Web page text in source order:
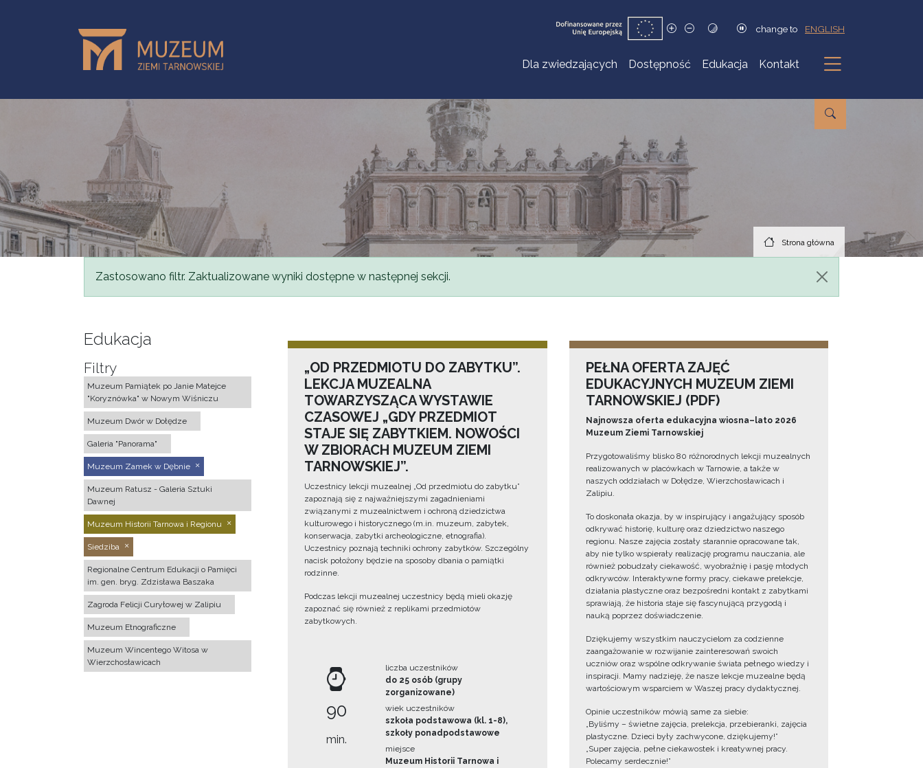
change to ENGLISH
Dla zwiedzających Dostępność Edukacja Kontakt
Podmenu
Strona główna
Komunikat
Zastosowano filtr. Zaktualizowane wyniki dostępne w następnej sekcji.
Edukacja
Filtry
Muzeum Pamiątek po Janie Matejce
"Koryznówka" w Nowym Wiśniczu
Muzeum Dwór w Dołędze
Galeria "Panorama"
Muzeum Zamek w Dębnie
Muzeum Ratusz - Galeria Sztuki
Dawnej
Muzeum Historii Tarnowa i Regionu
Siedziba
Regionalne Centrum Edukacji o Pamięci
im. gen. bryg. Zdzisława Baszaka
Zagroda Felicji Curyłowej w Zalipiu
Muzeum Etnograficzne
Muzeum Wincentego Witosa w
Wierzchosławicach
„OD PRZEDMIOTU DO ZABYTKU”.
LEKCJA MUZEALNA
TOWARZYSZĄCA WYSTAWIE
CZASOWEJ „GDY PRZEDMIOT
STAJE SIĘ ZABYTKIEM. NOWOŚCI
W ZBIORACH MUZEUM ZIEMI
TARNOWSKIEJ”.
Uczestnicy lekcji muzealnej „Od przedmiotu do zabytku”
zapoznają się z najważniejszymi zagadnieniami
związanymi z muzealnictwem i ochroną dziedzictwa
kulturowego i historycznego (m.in. muzeum, zabytek,
konserwacja, zabytki archeologiczne, etnografia).
Uczestnicy poznają techniki ochrony zabytków. Szczególny
nacisk położony będzie na sposoby dbania o pamiątki
rodzinne.
Podczas lekcji muzealnej uczestnicy będą mieli okazję
zapoznać się również z replikami przedmiotów
zabytkowych.
90
min.
liczba uczestników
do 25 osób (grupy
zorganizowane)
wiek uczestników
szkoła podstawowa (kl. 1-8),
szkoły ponadpodstawowe
miejsce
Muzeum Historii Tarnowa i
PEŁNA OFERTA ZAJĘĆ
EDUKACYJNYCH MUZEUM ZIEMI
TARNOWSKIEJ (PDF)
Najnowsza oferta edukacyjna wiosna–lato 2026
Muzeum Ziemi Tarnowskiej
Przygotowaliśmy blisko 80 różnorodnych lekcji muzealnych
realizowanych w placówkach w Tarnowie, a także w
naszych oddziałach w Dołędze, Wierzchosławicach i
Zalipiu.
To doskonała okazja, by w inspirujący i angażujący sposób
odkrywać historię, kulturę oraz dziedzictwo naszego
regionu. Nasze zajęcia zostały starannie opracowane tak,
aby nie tylko wspierały realizację programu nauczania, ale
również pobudzały ciekawość, wyobraźnię i pasję młodych
odkrywców. Interaktywne formy pracy, ciekawe prelekcje,
działania plastyczne oraz bezpośredni kontakt z zabytkami
sprawiają, że historia staje się fascynującą przygodą i
nauką poprzez doświadczenie.
Dziękujemy wszystkim nauczycielom za codzienne
zaangażowanie w rozwijanie zainteresowań swoich
uczniów oraz wspólne odkrywanie świata pełnego wiedzy i
inspiracji. Mamy nadzieję, że nasze lekcje muzealne będą
wartościowym wsparciem w Waszej pracy dydaktycznej.
Opinie uczestników mówią same za siebie:
„Byliśmy – świetne zajęcia, prelekcja, przebieranki, zajęcia
plastyczne. Dzieci były zachwycone, dziękujemy!”
„Super zajęcia, pełne ciekawostek i kreatywnej pracy.
Polecamy serdecznie!”